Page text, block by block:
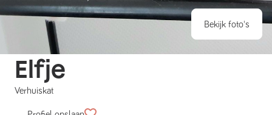
Bekijk foto's
Elfje
Verhuiskat